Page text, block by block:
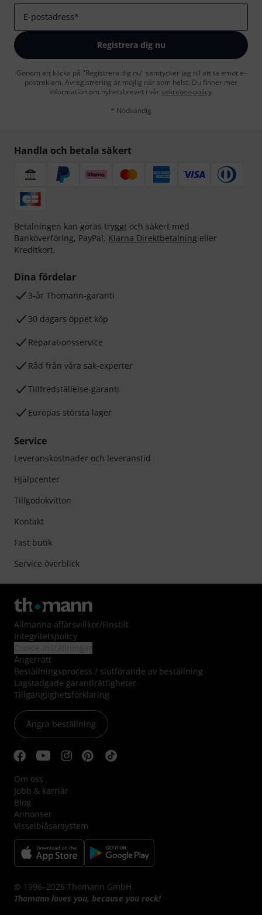
E-postadress*
Registrera dig nu
Genom att klicka på "Registrera dig nu" samtycker jag till att ta emot e-
postreklam. Avregistrering är möjlig när som helst. Du finner mer
information om nyhetsbrevet i vår sekretesspolicy.
* Nödvändig
Handla och betala säkert
Betalningen kan göras tryggt och säkert med
Banköverföring, PayPal, Klarna Direktbetalning eller
Kreditkort.
Dina fördelar
3-år Thomann-garanti
30 dagars öppet köp
Reparationsservice
Råd från våra sak-experter
Tillfredställelse-garanti
Europas största lager
Service
Leveranskostnader och leveranstid
Hjälpcenter
Tillgodokvitton
Kontakt
Fast butik
Service överblick
Allmänna affärsvillkor/Finstilt
Integritetspolicy
Ångerrätt
Beställningsprocess / slutförande av beställning
Lagstadgade garantirättigheter
Tillgänglighetsförklaring
Ångra beställning
Om oss
Jobb & karriär
Blog
Annonser
Visselblåsarsystem
© 1996–2026 Thomann GmbH.
Thomann loves you, because you rock!